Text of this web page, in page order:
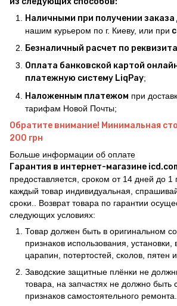
Наличными при получении заказа
нашим курьером по г. Киеву, или при
Безналичный расчет по
Оплата банковской картой
платежную систему LiqPay;
Наложенным платежом при
тарифам Новой Почты;
Обратите внимание! Минимальная
200 грн
Больше информации об оплате
Гарантия в интернет-магазине
предоставляется, сроком от 14 дней до 1
каждый товар индивидуальная,
сроки.. Возврат товара по гарантии
следующих условиях:
Товар должен быть в оригинальном
признаков использования, установки,
царапин, потертостей, сколов, пятен и
Заводские защитные плёнки не
товара, на запчастях не должно быть
признаков самостоятельного ремонта.